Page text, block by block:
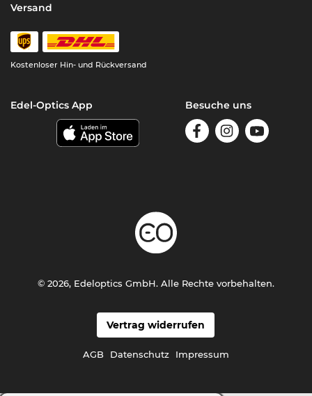
Versand
Kostenloser Hin- und Rückversand
Edel-Optics App Besuche uns
Vertrag widerrufen
AGB Datenschutz Impressum
© 2026, Edeloptics GmbH. Alle Rechte vorbehalten.